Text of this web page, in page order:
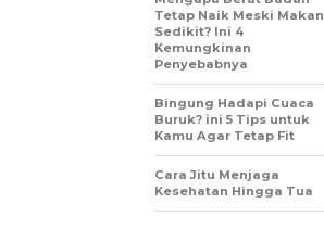
Tetap Naik Meski Makan
Sedikit? Ini 4
Kemungkinan
Penyebabnya
Bingung Hadapi Cuaca
Buruk? ini 5 Tips untuk
Kamu Agar Tetap Fit
Cara Jitu Menjaga
Kesehatan Hingga Tua